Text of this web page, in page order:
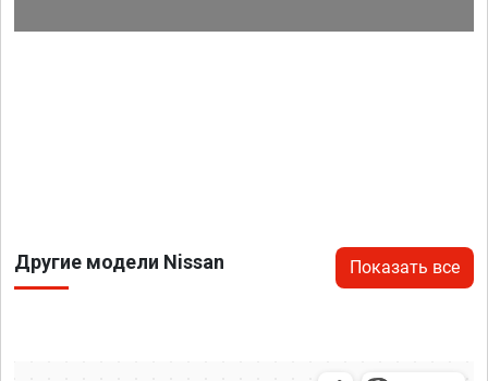
Другие модели Nissan Показать все